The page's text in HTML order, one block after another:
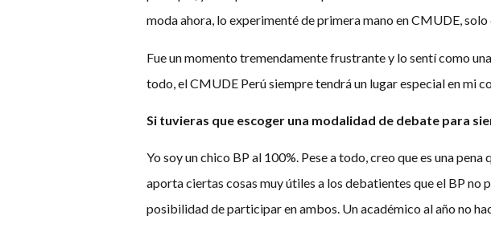
moda ahora, lo experimenté de primera mano en CMUDE,
Fue un momento tremendamente frustrante y lo sentí como
todo, el CMUDE Perú siempre tendrá un lugar especial en mi
Si tuvieras que escoger una modalidad de debate para
Yo soy un chico BP al 100%. Pese a todo, creo que es una
aporta ciertas cosas muy útiles a los debatientes que el BP no
posibilidad de participar en ambos. Un académico al año no